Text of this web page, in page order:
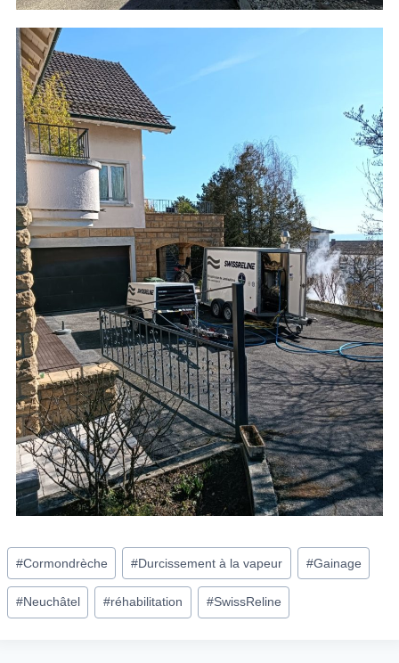
#Cormondrèche #Durcissement à la vapeur #Gainage
#Neuchâtel #réhabilitation #SwissReline